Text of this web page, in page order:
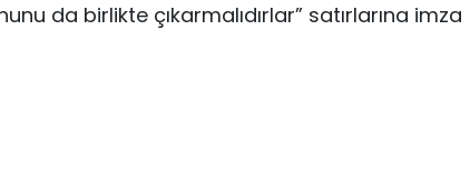
da birlikte çıkarmalıdırlar” satırlarına imza